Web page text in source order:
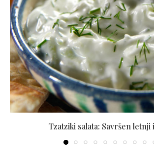
Tzatziki salata: Savršen letnji